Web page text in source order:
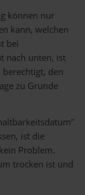
können nur
kann, welchen
bei
nach unten, ist
den
zu Grunde
ist die
Problem.
trocken ist und